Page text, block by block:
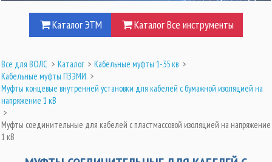
Каталог ЭТМ Каталог Все инструменты
Все для ВОЛС > Каталог > Кабельные муфты 1-35 кв >
Кабельные муфты ПЗЭМИ >
Муфты концевые внутренней установки для кабелей с бумажной изоляцией на
напряжение 1 кВ
>
Муфты соединительные для кабелей с пластмассовой изоляцией на напряжение
1 кВ